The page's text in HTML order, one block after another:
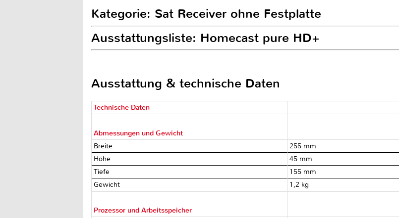
Kategorie: Sat Receiver ohne Festplatte
Ausstattungsliste: Homecast pure HD+
Ausstattung & technische Daten
Technische Daten
Abmessungen und Gewicht
Breite
255 mm
Höhe
45 mm
Tiefe
155 mm
Gewicht
1,2 kg
Prozessor und Arbeitsspeicher